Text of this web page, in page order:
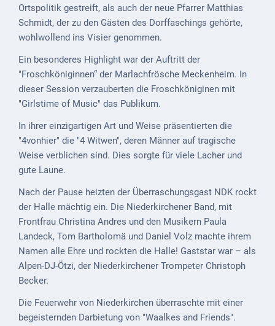
den
Wein
Wein- &
Sektgüter,
Destillerien
Gastronomie
und
Caterer
Ferienwohnungen
Wohnmobilstellplatz
Betriebe &
Dienstleister
Handel &
Handwerk
Ortspolitik gestreift, als auch der neue Pfarrer Matthias
Schmidt, der zu den Gästen des Dorffaschings gehörte,
wohlwollend ins Visier genommen.
Ein besonderes Highlight war der Auftritt der
"Froschköniginnen“ der Marlachfrösche Meckenheim. In
dieser Session verzauberten die Froschköniginen mit
"Girlstime of Music" das Publikum.
In ihrer einzigartigen Art und Weise präsentierten die
"4vonhier" die "4 Witwen", deren Männer auf tragische
Weise verblichen sind. Dies sorgte für viele Lacher und
gute Laune.
Nach der Pause heizten der Überraschungsgast NDK rockt
der Halle mächtig ein. Die Niederkirchener Band, mit
Frontfrau Christina Andres und den Musikern Paula
Landeck, Tom Bartholomä und Daniel Volz machte ihrem
Namen alle Ehre und rockten die Halle! Gaststar war – als
Alpen-DJ-Ötzi, der Niederkirchener Trompeter Christoph
Becker.
Die Feuerwehr von Niederkirchen überraschte mit einer
begeisternden Darbietung von "Waalkes and Friends".